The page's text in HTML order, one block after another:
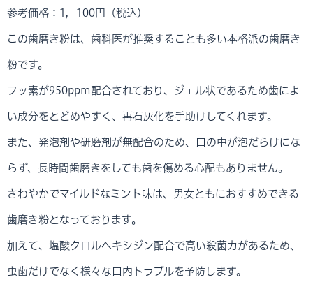
参考価格：1，100円（税込）
この歯磨き粉は、歯科医が推奨することも多い本格派の歯磨き
粉です。
フッ素が950ppm配合されており、ジェル状であるため歯によ
い成分をとどめやすく、再石灰化を手助けしてくれます。
また、発泡剤や研磨剤が無配合のため、口の中が泡だらけにな
らず、長時間歯磨きをしても歯を傷める心配もありません。
さわやかでマイルドなミント味は、男女ともにおすすめできる
歯磨き粉となっております。
加えて、塩酸クロルヘキシジン配合で高い殺菌力があるため、
虫歯だけでなく様々な口内トラブルを予防します。